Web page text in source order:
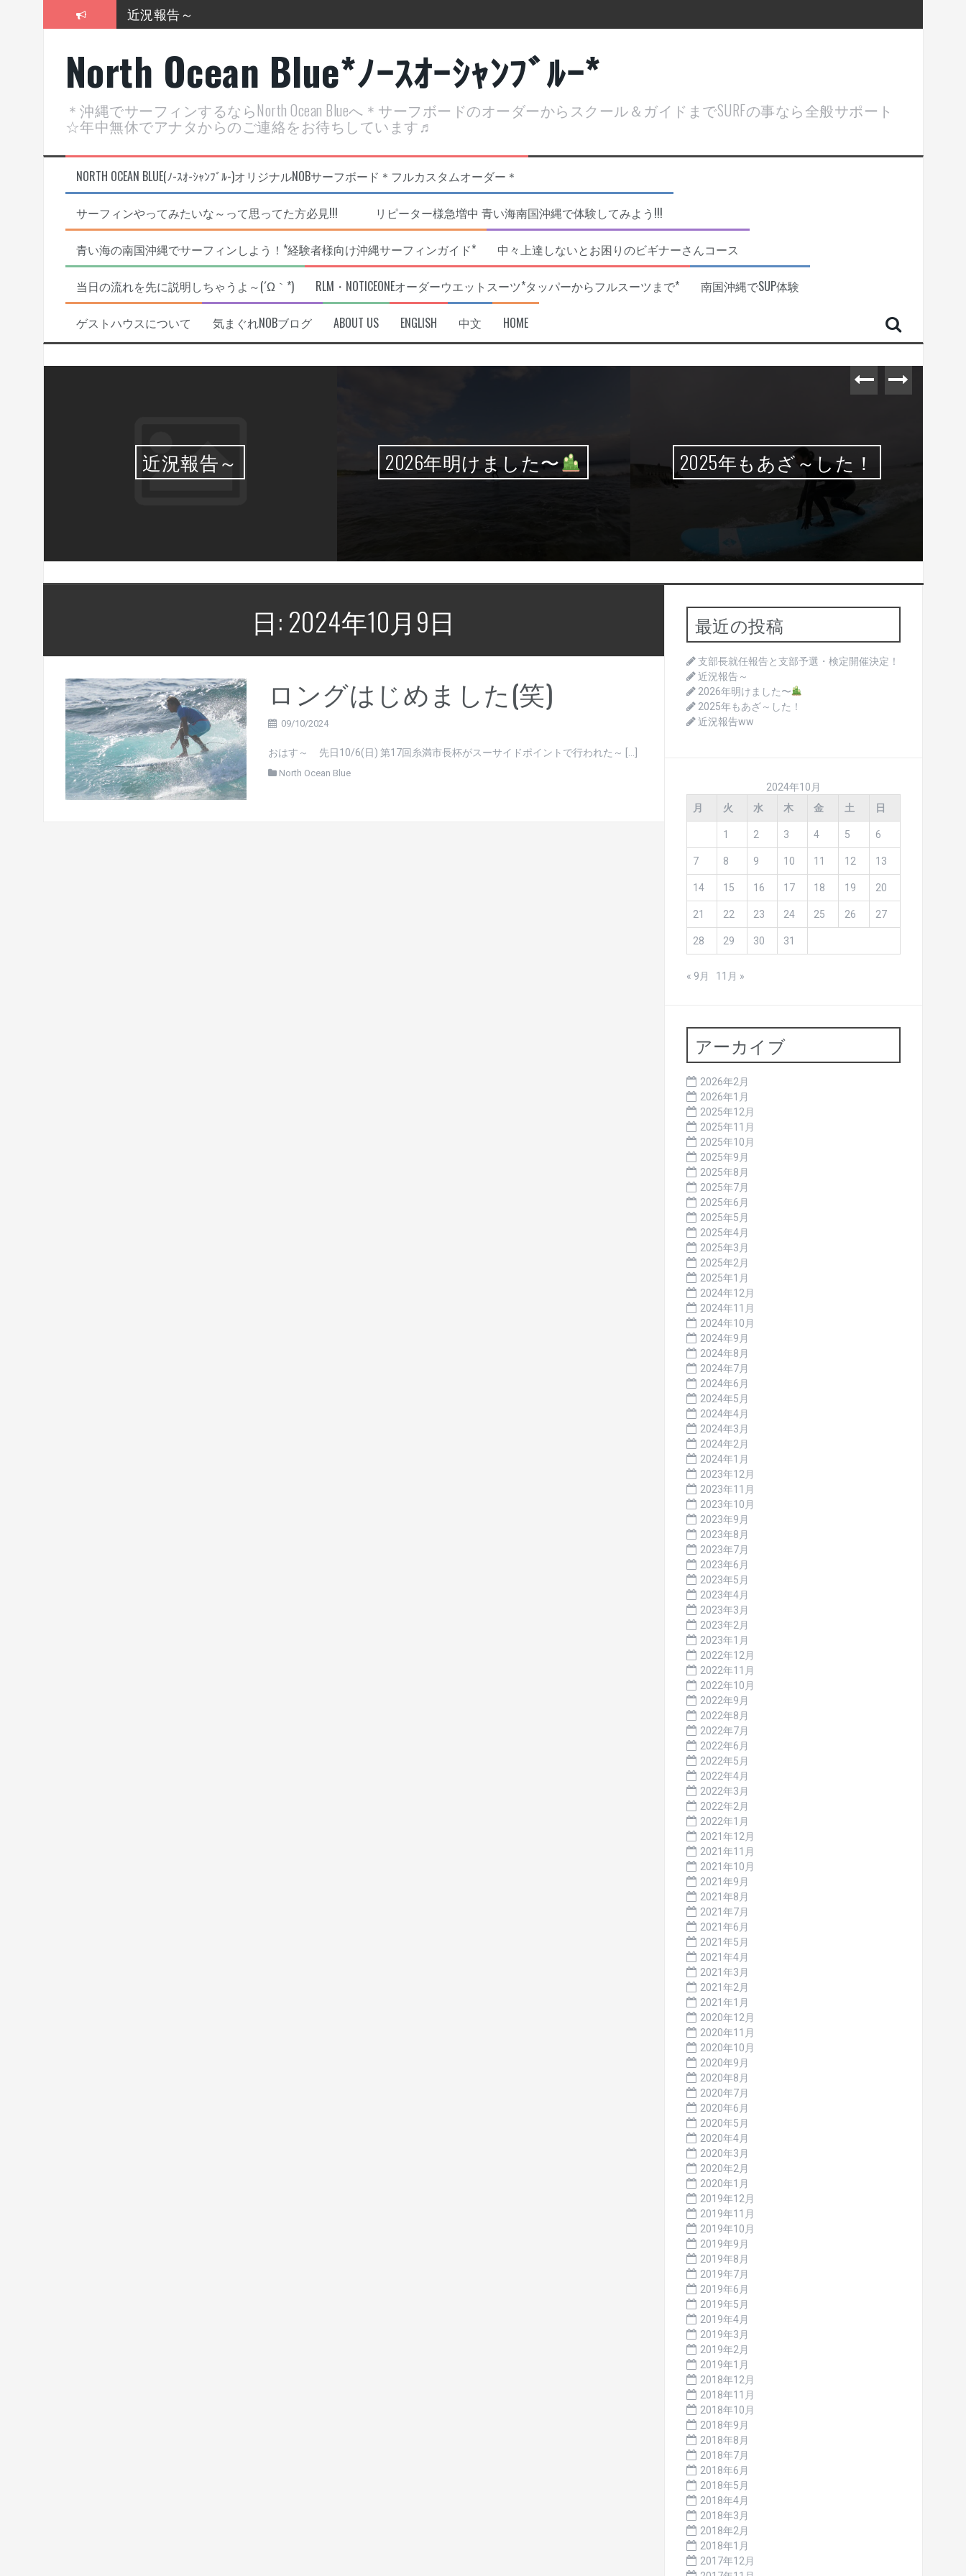
近況報告～
2025年もあざ～した！
ヤッチマッターーーー！！！
支部長就任報告と支部予選・検定開催決定！
North Ocean Blue*ﾉｰｽｵｰｼｬﾝﾌﾞﾙｰ*
＊沖縄でサーフィンするならNorth Ocean Blueへ＊サーフボードのオーダーからスクール＆ガイドまでSURFの事なら全般サポート
☆年中無休でアナタからのご連絡をお待ちしています♬
NORTH OCEAN BLUE(ﾉ-ｽｵ-ｼｬﾝﾌﾞﾙ-)オリジナルNOBサーフボード＊フルカスタムオーダー＊
サーフィンやってみたいな～って思ってた方必見!!! リピーター様急増中 青い海南国沖縄で体験してみよう!!!
青い海の南国沖縄でサーフィンしよう！*経験者様向け沖縄サーフィンガイド* 中々上達しないとお困りのビギナーさんコース
当日の流れを先に説明しちゃうよ～(´Ω｀*) RLM・NOTICEONEオーダーウエットスーツ*タッパーからフルスーツまで* 南国沖縄でSUP体験
ゲストハウスについて 気まぐれNOBブログ ABOUT US ENGLISH 中文 HOME
近況報告～ 2026年明けました〜 2025年もあざ～した！
日: 2024年10月9日
ロングはじめました(笑)
09/10/2024
おはす～ 先日10/6(日) 第17回糸満市長杯がスーサイドポイントで行われた～ […]
North Ocean Blue
最近の投稿
支部長就任報告と支部予選・検定開催決定！
近況報告～
2026年明けました〜
2025年もあざ～した！
近況報告ww
2024年10月
月
火 水 木 金 土 日
1 2 3 4 5 6
7 8 9 10 11 12 13
14 15 16 17 18 19 20
21 22 23 24 25 26 27
28 29 30 31
« 9月 11月 »
アーカイブ
2026年2月
2026年1月
2025年12月
2025年11月
2025年10月
2025年9月
2025年8月
2025年7月
2025年6月
2025年5月
2025年4月
2025年3月
2025年2月
2025年1月
2024年12月
2024年11月
2024年10月
2024年9月
2024年8月
2024年7月
2024年6月
2024年5月
2024年4月
2024年3月
2024年2月
2024年1月
2023年12月
2023年11月
2023年10月
2023年9月
2023年8月
2023年7月
2023年6月
2023年5月
2023年4月
2023年3月
2023年2月
2023年1月
2022年12月
2022年11月
2022年10月
2022年9月
2022年8月
2022年7月
2022年6月
2022年5月
2022年4月
2022年3月
2022年2月
2022年1月
2021年12月
2021年11月
2021年10月
2021年9月
2021年8月
2021年7月
2021年6月
2021年5月
2021年4月
2021年3月
2021年2月
2021年1月
2020年12月
2020年11月
2020年10月
2020年9月
2020年8月
2020年7月
2020年6月
2020年5月
2020年4月
2020年3月
2020年2月
2020年1月
2019年12月
2019年11月
2019年10月
2019年9月
2019年8月
2019年7月
2019年6月
2019年5月
2019年4月
2019年3月
2019年2月
2019年1月
2018年12月
2018年11月
2018年10月
2018年9月
2018年8月
2018年7月
2018年6月
2018年5月
2018年4月
2018年3月
2018年2月
2018年1月
2017年12月